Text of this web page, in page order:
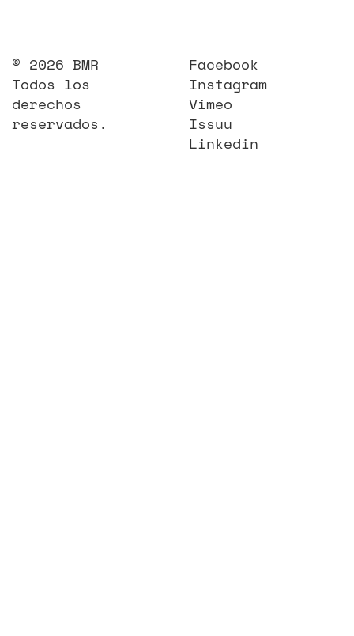
© 2026 BMR
Todos los
derechos
reservados.
Facebook
Instagram
Vimeo
Issuu
Linkedin